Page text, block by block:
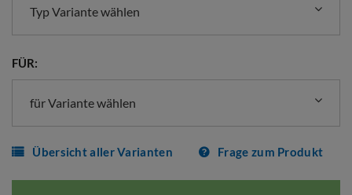
Typ Variante wählen
FÜR:
für Variante wählen
Übersicht aller Varianten Frage zum Produkt